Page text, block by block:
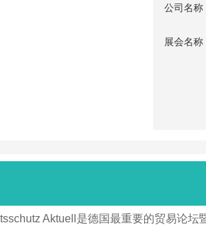
公司名称
展会名称
Aktuell是德国最重要的贸易论